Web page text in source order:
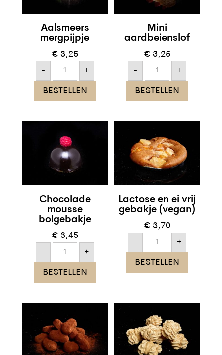
Aalsmeers
mergpijpje
€ 3,25
-
mergpijpje
aantal
+
BESTELLEN
Mini
aardbeienslof
€ 3,25
-
aardbeienslof
aantal
+
BESTELLEN
Chocolade
mousse
bolgebakje
€ 3,45
-
mousse
bolgebakje
aantal
+
BESTELLEN
Lactose en ei vrij
gebakje (vegan)
€ 3,70
-
ei
vrij
+
BESTELLEN